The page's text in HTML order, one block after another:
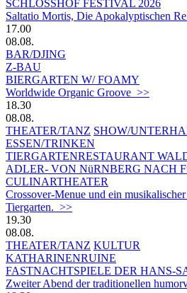
SCHLOSSHOF FESTIVAL 2026
Saltatio Mortis, Die Apokalyptischen
17.00
08.08.
BAR/DJING
Z-BAU
BIERGARTEN W/ FOAMY
Worldwide Organic Groove >>
18.30
08.08.
THEATER/TANZ SHOW/
ESSEN/TRINKEN
TIERGARTEN­RESTAURANT
ADLER- VON NüRNBERG NACH
CULINARTHEATER
Crossover-Menue und ein
Tiergarten. >>
19.30
08.08.
THEATER/TANZ KULTUR
KATHARINENRUINE
FASTNACHTSPIELE DER HANS-
Zweiter Abend der traditionellen